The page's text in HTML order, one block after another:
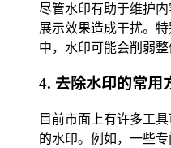
尽管水印有助于维护
展示效果造成干扰。
中，水印可能会削弱整
4. 去除水印的常用
目前市面上有许多工
的水印。例如，一些专